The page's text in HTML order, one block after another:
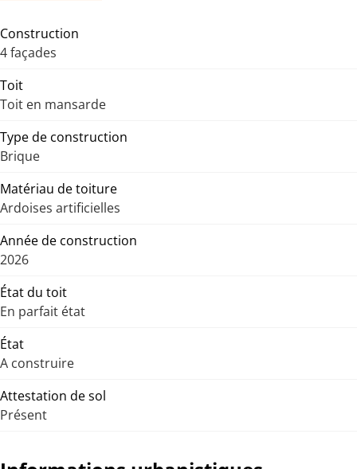
Construction
4 façades
Toit
Toit en mansarde
Type de construction
Brique
Matériau de toiture
Ardoises artificielles
Année de construction
2026
État du toit
En parfait état
État
A construire
Attestation de sol
Présent